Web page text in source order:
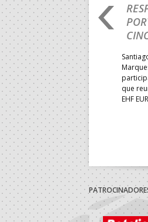
2026: PORTUGAL
E SEGUE NA LUTA
18 regressou às vitórias no
ao superar a Suécia por 32-
uma vaga para o
do Mundo.
que
EHF